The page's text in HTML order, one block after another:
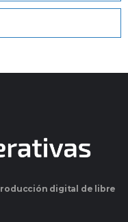
digital de libre